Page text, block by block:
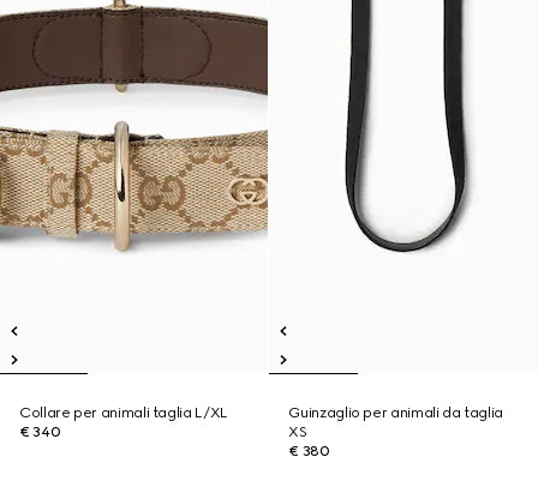
Collare per animali taglia L/XL
€ 340
Guinzaglio per animali da taglia
XS
€ 380